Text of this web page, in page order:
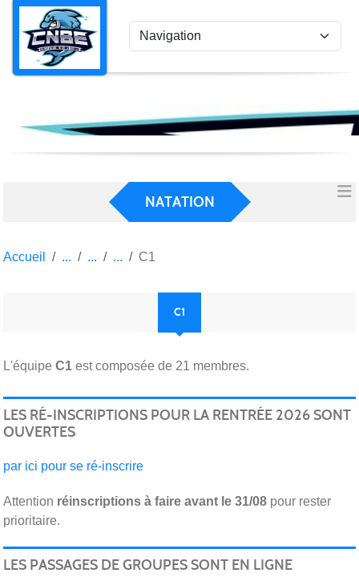
NATATION
Accueil C1
C1
L'équipe C1 est composée de 21 membres.
LES RÉ-INSCRIPTIONS POUR LA RENTRÉE 2026 SONT
OUVERTES
par ici pour se ré-inscrire
Attention réinscriptions à faire avant le 31/08 pour rester
prioritaire.
LES PASSAGES DE GROUPES SONT EN LIGNE
Panneau de gestion des cookies